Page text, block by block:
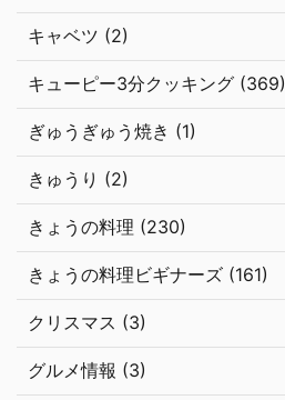
キャベツ (2)
キューピー3分クッキング (369)
ぎゅうぎゅう焼き (1)
きゅうり (2)
きょうの料理 (230)
きょうの料理ビギナーズ (161)
クリスマス (3)
グルメ情報 (3)